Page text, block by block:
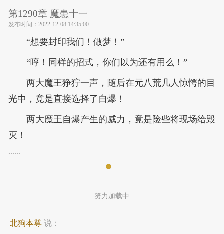
第1290章 魔患十一
发布时间： 2022-12-08 14:35:00
“想要封印我们！做梦！”
“哼！同样的招式，你们以为还有用么！”
两大魔王狰狞一声，随后在元八荒几人惊愕的目
光中，竟是直接选择了自爆！
两大魔王自爆产生的威力，竟是险些将现场给毁
灭！
......
努力加载中
北狗本尊 说：